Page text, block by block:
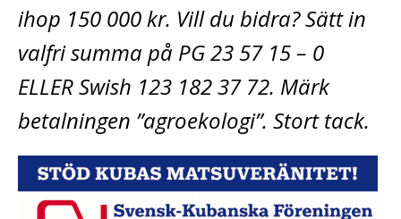
ihop 150 000 kr. Vill du bidra? Sätt in
valfri summa på PG 23 57 15 – 0
ELLER Swish 123 182 37 72. Märk
betalningen ”agroekologi”. Stort tack.